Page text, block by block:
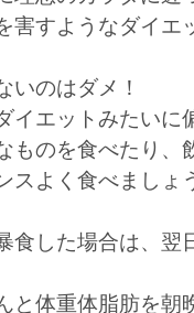
害すようなダイエ
いのはダメ！
イエットみたいに
ものを食べたり、
スよく食べましょ
食した場合は、翌
と体重体脂肪を朝